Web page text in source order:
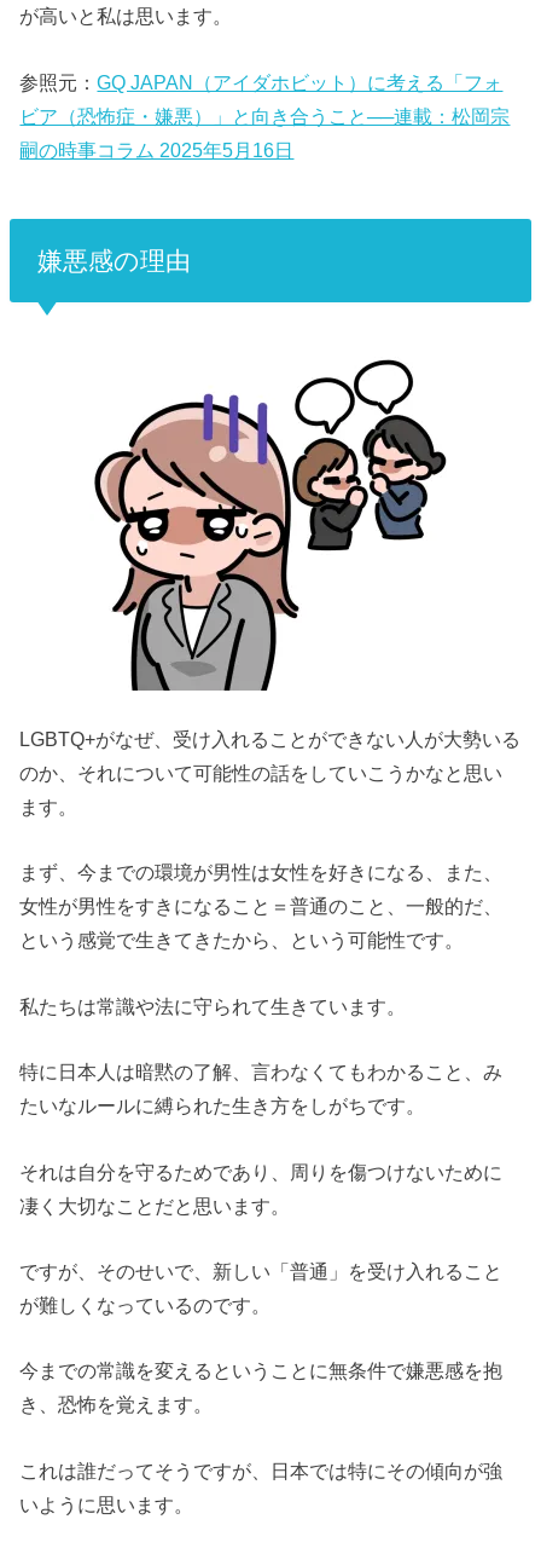
が高いと私は思います。
参照元：GQ JAPAN（アイダホビット）に考える「フォ
ビア（恐怖症・嫌悪）」と向き合うこと──連載：松岡宗
嗣の時事コラム 2025年5月16日
嫌悪感の理由
LGBTQ+がなぜ、受け入れることができない人が大勢いる
のか、それについて可能性の話をしていこうかなと思い
ます。
まず、今までの環境が男性は女性を好きになる、また、
女性が男性をすきになること＝普通のこと、一般的だ、
という感覚で生きてきたから、という可能性です。
私たちは常識や法に守られて生きています。
特に日本人は暗黙の了解、言わなくてもわかること、み
たいなルールに縛られた生き方をしがちです。
それは自分を守るためであり、周りを傷つけないために
凄く大切なことだと思います。
ですが、そのせいで、新しい「普通」を受け入れること
が難しくなっているのです。
今までの常識を変えるということに無条件で嫌悪感を抱
き、恐怖を覚えます。
これは誰だってそうですが、日本では特にその傾向が強
いように思います。